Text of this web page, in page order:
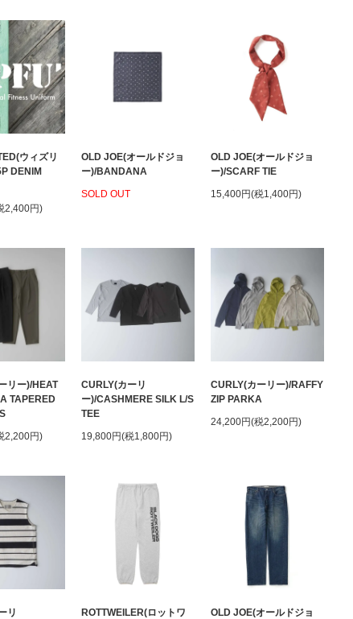
ウィズリ
DENIM
2,400円)
OLD JOE(オールドジョ
ー)/BANDANA
SOLD OUT
OLD JOE(オールドジョ
ー)/SCARF TIE
15,400円(税1,400円)
リー)/HEAT
TAPERED
2,200円)
CURLY(カーリ
ー)/CASHMERE SILK L/S
TEE
19,800円(税1,800円)
CURLY(カーリー)/RAFFY
ZIP PARKA
24,200円(税2,200円)
リ
ROTTWEILER(ロットワ
OLD JOE(オールドジョ